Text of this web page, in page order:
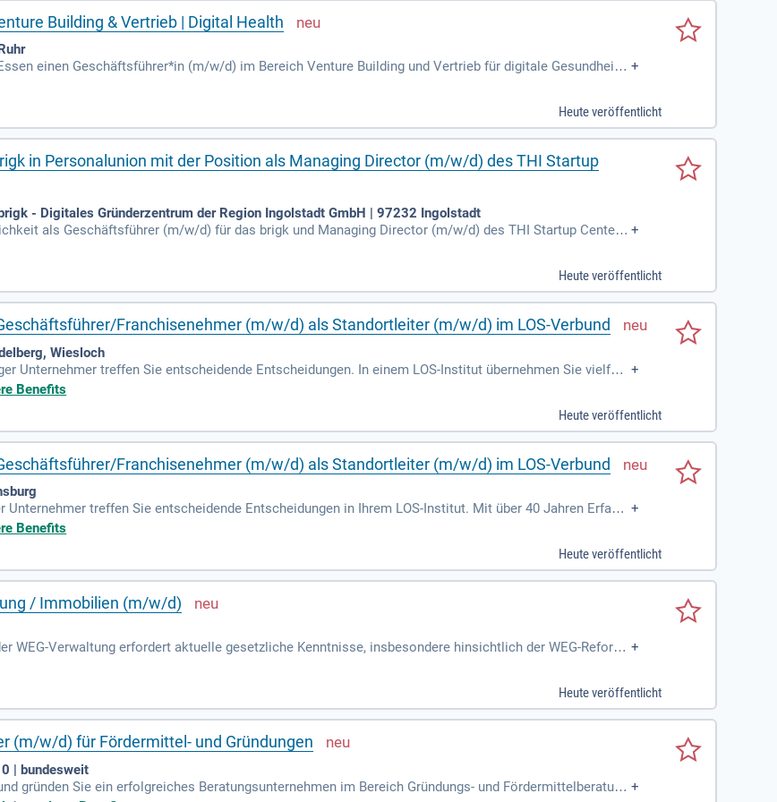
Building & Vertrieb | Digital Health
einen Geschäftsführer*in (m/w/d) im Bereich Venture Building und Vertrieb für digitale Gesundheitsl
Herausforderung? Unser etabliertes Dienstleistungsunternehmen im Gesundheitswesen fokussiert
Gemeinsam mit Gesellschaftern, Kunden und Partnern treiben Sie wegweisende Projekte voran. Bewerb
der digitalen Gesundheit mit uns!
+
Heute veröffentlicht
in Personalunion mit der Position als Managing Director (m/w/d) des THI Startup
- Digitales Gründerzentrum der Region Ingolstadt GmbH | 97232 Ingolstadt
als Geschäftsführer (m/w/d) für das brigk und Managing Director (m/w/d) des THI Startup Centers.
Gründungsökosystem und stärkt innovative Ideen in der Wirtschaft. Verantwortlichkeiten umfas
im Startup- oder Hochschulumfeld haben. Sie bringen strategisches Denken und Kommunikati
Nutzen Sie die Gelegenheit, eine zentrale Rolle in der Gründungsförderung der Region Ingolstadt
+
Heute veröffentlicht
Franchisenehmer (m/w/d) als Standortleiter (m/w/d) im LOS-Verbund
Wiesloch
Unternehmer treffen Sie entscheidende Entscheidungen. In einem LOS-Institut übernehmen Sie vielfälti
über 40-jährige Erfahrung unterstützt Sie dabei umfassend. Zuerst kümmern Sie sich um pädagogis
zu gewährleisten. Zusätzlich verwalten Sie administrative Aufgaben, einschließlich Finanzverwal
+
Benefits
Heute veröffentlicht
Franchisenehmer (m/w/d) als Standortleiter (m/w/d) im LOS-Verbund
treffen Sie entscheidende Entscheidungen in Ihrem LOS-Institut. Mit über 40 Jahren Erfahru
Bereichen: pädagogische Aufgaben, administrative Aufgaben und Qualitätskontrolle. Sie ers
Darüber hinaus verwalten Sie wichtige finanzielle Aspekte über unsere spezialisierte Software. Ver
hohen Qualitätsstandard Ihres Förderunterrichts zu gewährleisten und Ihre administrativen Aufgaben ef
+
Benefits
Heute veröffentlicht
/ Immobilien (m/w/d)
WEG-Verwaltung erfordert aktuelle gesetzliche Kenntnisse, insbesondere hinsichtlich der WEG-Reform.
Verwaltung von Wohnungseigentümergemeinschaften ist essenziell. Führungskompetenz u
und CRM-Systeme (Casavi) ist ein wichtiger Schritt zu automatisierten Verwaltungsabläufen. Mi
WEG-Verwaltung und fundierte rechtliche Kenntnisse sind unverzichtbar, um diese Herausforderun
+
Heute veröffentlicht
(m/w/d) für Fördermittel- und Gründungen
| bundesweit
gründen Sie ein erfolgreiches Beratungsunternehmen im Bereich Gründungs- und Fördermittelberatun +